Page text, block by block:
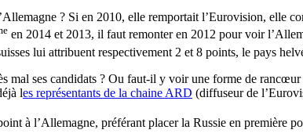
? Si en 2010, elle remportait l’Eurovision, elle
en 2014 et 2013, il faut remonter en 2012 pour voir
lui attribuent respectivement 2 et 8 points, le pays
ses candidats ? Ou faut-il y voir une forme de rancœur
les représentants de la chaine ARD (diffuseur de
à l’Allemagne, préférant placer la Russie en première